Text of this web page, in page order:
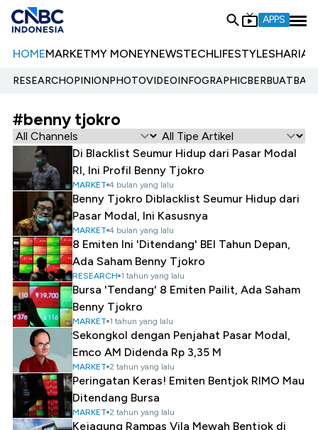
APPS
HOMEMARKETMY MONEYNEWSTECHLIFESTYLESHARIA
RESEARCHOPINIONPHOTOVIDEOINFOGRAPHIC
#benny tjokro
Di Blacklist Seumur Hidup dari Pasar Modal
RI, Ini Profil Benny Tjokro
MARKET 4 bulan yang lalu
Benny Tjokro Diblacklist Seumur Hidup dari
Pasar Modal, Ini Kasusnya
MARKET 4 bulan yang lalu
8 Emiten Ini 'Ditendang' BEI Tahun Depan,
Ada Saham Benny Tjokro
RESEARCH 1 tahun yang lalu
Bursa 'Tendang' 8 Emiten Pailit, Ada Saham
Benny Tjokro
MARKET 1 tahun yang lalu
Sekongkol dengan Penjahat Pasar Modal,
Emco AM Didenda Rp 3,35 M
MARKET 2 tahun yang lalu
Peringatan Keras! Emiten Bentjok RIMO Mau
Ditendang Bursa
MARKET 2 tahun yang lalu
Kejagung Rampas Vila Mewah Bentjok di